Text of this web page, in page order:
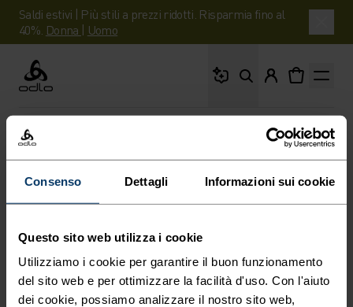
Consenso Dettagli Informazioni sui cookie
Questo sito web utilizza i cookie
Utilizziamo i cookie per garantire il buon funzionamento
del sito web e per ottimizzare la facilità d'uso. Con l'aiuto
dei cookie, possiamo analizzare il nostro sito web,
Saldi estivi | Più stili a prezzi ridotti. Risparmia fino al
40%. Donna | Uomo
Odlo
PERCHÉ VUOI
ANNULLARE
L'ISCRIZIONE?